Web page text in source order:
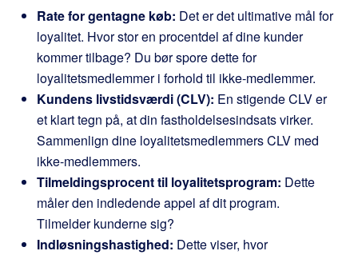
Rate for gentagne køb: Det er det ultimative mål for
loyalitet. Hvor stor en procentdel af dine kunder
kommer tilbage? Du bør spore dette for
loyalitetsmedlemmer i forhold til ikke-medlemmer.
Kundens livstidsværdi (CLV): En stigende CLV er
et klart tegn på, at din fastholdelsesindsats virker.
Sammenlign dine loyalitetsmedlemmers CLV med
ikke-medlemmers.
Tilmeldingsprocent til loyalitetsprogram: Dette
måler den indledende appel af dit program.
Tilmelder kunderne sig?
Indløsningshastighed: Dette viser, hvor